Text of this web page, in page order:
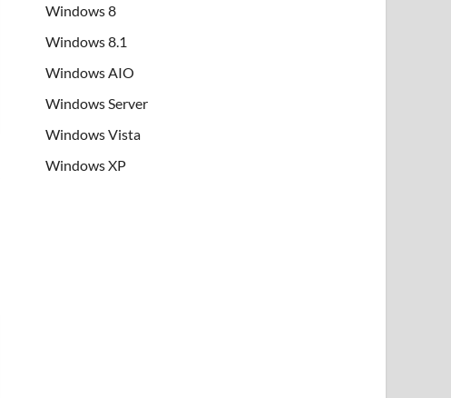
Windows 8
Windows 8.1
Windows AIO
Windows Server
Windows Vista
Windows XP